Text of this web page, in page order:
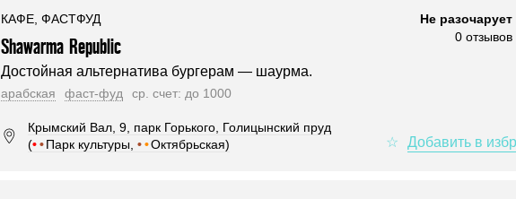
КАФЕ, ФАСТФУД
Shawarma Republic
Достойная альтернатива бургерам — шаурма.
арабская фаст-фуд ср. счет: до 1000
Крымский Вал, 9, парк Горького, Голицынский пруд
(•• Парк культуры, ••Октябрьская)
Не разочарует
0 отзывов